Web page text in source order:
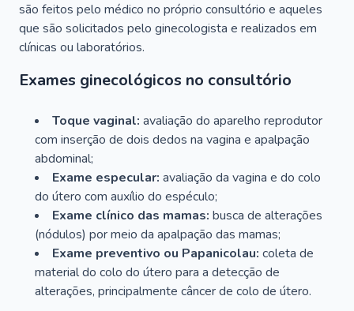
são feitos pelo médico no próprio consultório e aqueles
que são solicitados pelo ginecologista e realizados em
clínicas ou laboratórios.
Exames ginecológicos no consultório
Toque vaginal: avaliação do aparelho reprodutor
com inserção de dois dedos na vagina e apalpação
abdominal;
Exame especular: avaliação da vagina e do colo
do útero com auxílio do espéculo;
Exame clínico das mamas: busca de alterações
(nódulos) por meio da apalpação das mamas;
Exame preventivo ou Papanicolau: coleta de
material do colo do útero para a detecção de
alterações, principalmente câncer de colo de útero.